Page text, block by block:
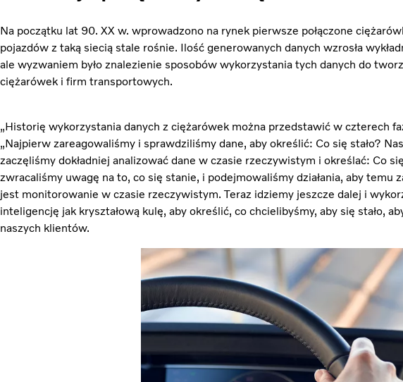
Na początku lat 90. XX w. wprowadzono na rynek pierwsze połączone
pojazdów z taką siecią stale rośnie. Ilość generowanych danych wzrosła
ale wyzwaniem było znalezienie sposobów wykorzystania tych danych do
ciężarówek i firm transportowych.
„Historię wykorzystania danych z ciężarówek można przedstawić w czterech
„Najpierw zareagowaliśmy i sprawdziliśmy dane, aby określić: Co się stało?
zaczęliśmy dokładniej analizować dane w czasie rzeczywistym i określać: Co
zwracaliśmy uwagę na to, co się stanie, i podejmowaliśmy działania, aby temu
jest monitorowanie w czasie rzeczywistym. Teraz idziemy jeszcze dalej i
inteligencję jak kryształową kulę, aby określić, co chcielibyśmy, aby się stało,
naszych klientów.